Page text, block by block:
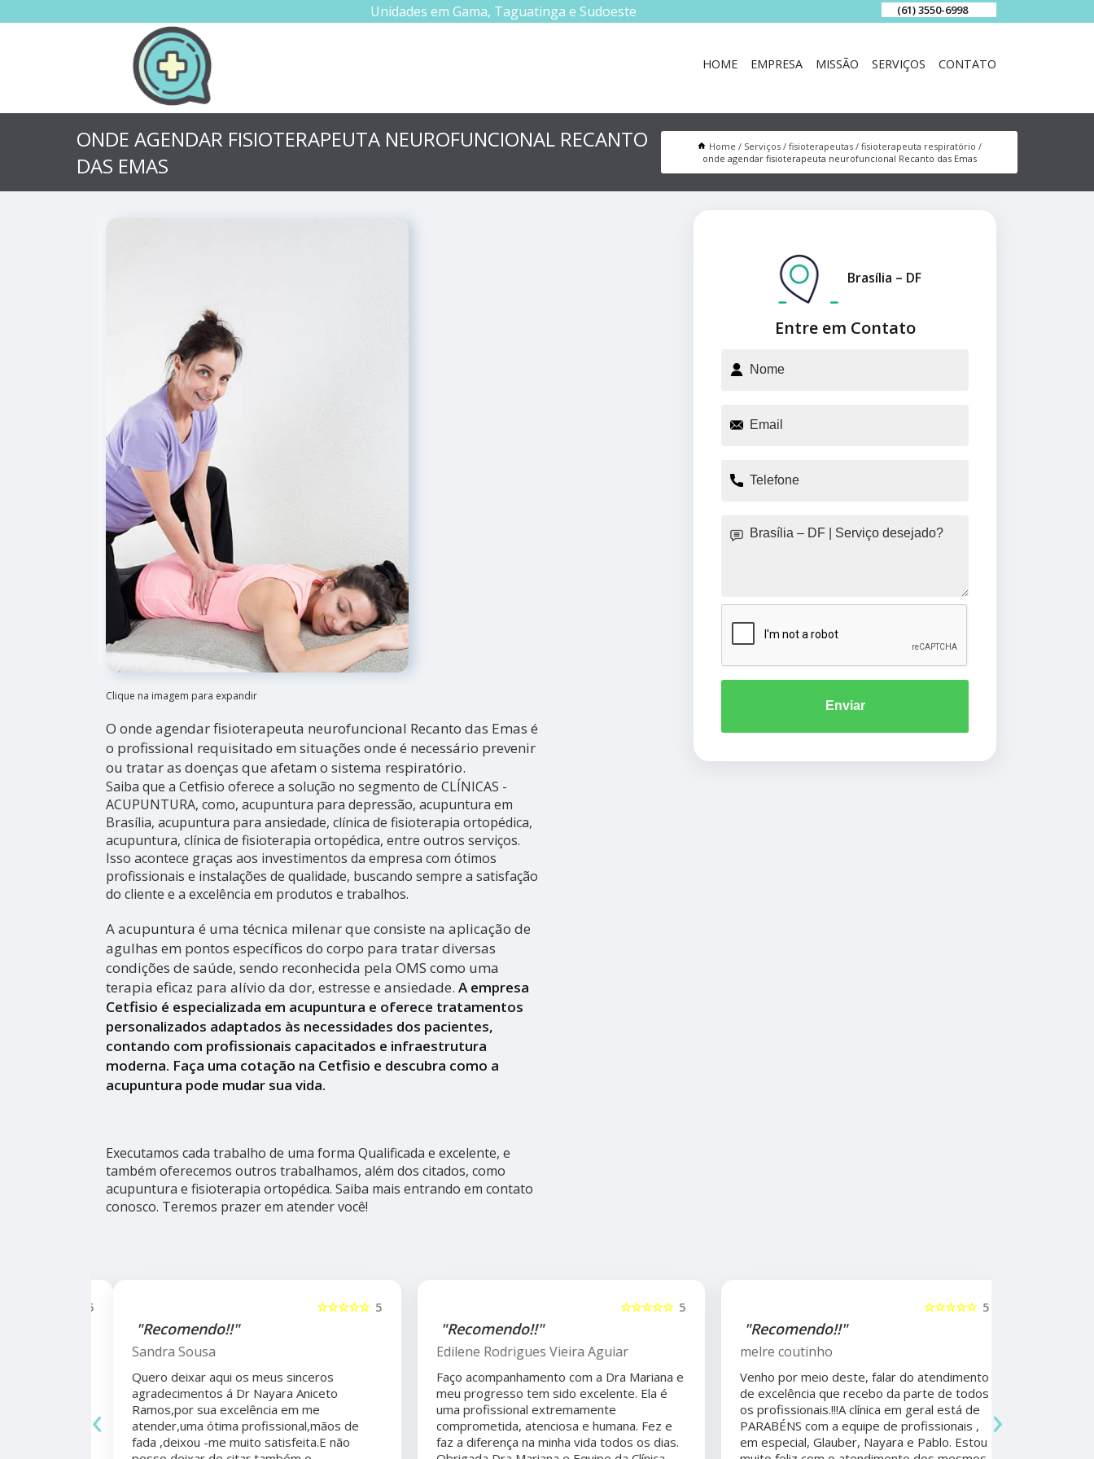
Unidades em Gama, Taguatinga e Sudoeste (61) 3550-6998
HOME EMPRESA MISSÃO SERVIÇOS CONTATO
ONDE AGENDAR FISIOTERAPEUTA NEUROFUNCIONAL RECANTO
DAS EMAS
Home Serviços fisioterapeutas
fisioterapeuta respiratório
onde agendar fisioterapeuta neurofuncional Recanto das Emas
Clique na imagem para expandir
O onde agendar fisioterapeuta neurofuncional Recanto das Emas é
o profissional requisitado em situações onde é necessário prevenir
ou tratar as doenças que afetam o sistema respiratório.
Saiba que a Cetfisio oferece a solução no segmento de CLÍNICAS -
ACUPUNTURA, como, acupuntura para depressão, acupuntura em
Brasília, acupuntura para ansiedade, clínica de fisioterapia ortopédica,
acupuntura, clínica de fisioterapia ortopédica, entre outros serviços.
Isso acontece graças aos investimentos da empresa com ótimos
profissionais e instalações de qualidade, buscando sempre a satisfação
do cliente e a excelência em produtos e trabalhos.
A acupuntura é uma técnica milenar que consiste na aplicação de
agulhas em pontos específicos do corpo para tratar diversas
condições de saúde, sendo reconhecida pela OMS como uma
terapia eficaz para alívio da dor, estresse e ansiedade. A empresa
Cetfisio é especializada em acupuntura e oferece tratamentos
personalizados adaptados às necessidades dos pacientes,
contando com profissionais capacitados e infraestrutura
moderna. Faça uma cotação na Cetfisio e descubra como a
acupuntura pode mudar sua vida.
Executamos cada trabalho de uma forma Qualificada e excelente, e
também oferecemos outros trabalhamos, além dos citados, como
acupuntura e fisioterapia ortopédica. Saiba mais entrando em contato
conosco. Teremos prazer em atender você!
Entre em Contato
Brasília – DF
Enviar
5
☆☆☆☆☆
"Recomendo!!"
Sandra Sousa
Quero deixar aqui os meus sinceros
agradecimentos á Dr Nayara Aniceto
Ramos,por sua excelência em me
atender,uma ótima profissional,mãos de
fada ,deixou -me muito satisfeita.E não
5
☆☆☆☆☆
"Recomendo!!"
Edilene Rodrigues Vieira Aguiar
Faço acompanhamento com a Dra Mariana e
meu progresso tem sido excelente. Ela é
uma profissional extremamente
comprometida, atenciosa e humana. Fez e
faz a diferença na minha vida todos os dias.
5
☆☆☆☆☆
"Recomendo!!"
melre coutinho
Venho por meio deste, falar do atendimento
de excelência que recebo da parte de todos
os profissionais.!!!A clínica em geral está de
PARABÉNS com a equipe de profissionais ,
em especial, Glauber, Nayara e Pablo. Estou
‹ ›